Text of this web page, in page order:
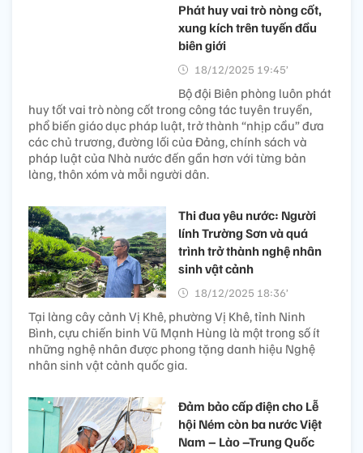
Phát huy vai trò nòng cốt,
xung kích trên tuyến đầu
biên giới
18/12/2025 19:45’
Bộ đội Biên phòng luôn phát
huy tốt vai trò nòng cốt trong công tác tuyên truyền,
phổ biến giáo dục pháp luật, trở thành “nhịp cầu” đưa
các chủ trương, đường lối của Đảng, chính sách và
pháp luật của Nhà nước đến gần hơn với từng bản
làng, thôn xóm và mỗi người dân.
Thi đua yêu nước: Người
lính Trường Sơn và quá
trình trở thành nghệ nhân
sinh vật cảnh
18/12/2025 18:36’
Tại làng cây cảnh Vị Khê, phường Vị Khê, tỉnh Ninh
Bình, cựu chiến binh Vũ Mạnh Hùng là một trong số ít
những nghệ nhân được phong tặng danh hiệu Nghệ
nhân sinh vật cảnh quốc gia.
Đảm bảo cấp điện cho Lễ
hội Ném còn ba nước Việt
Nam – Lào –Trung Quốc